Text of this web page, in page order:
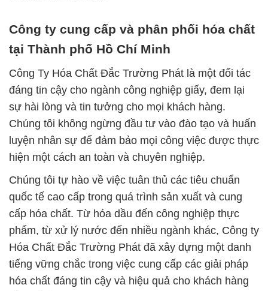
Công ty cung cấp và phân phối hóa chất
tại Thành phố Hồ Chí Minh
Công Ty Hóa Chất Đắc Trường Phát là một đối tác
đáng tin cậy cho ngành công nghiệp giấy, đem lại
sự hài lòng và tin tưởng cho mọi khách hàng.
Chúng tôi không ngừng đầu tư vào đào tạo và huấn
luyện nhân sự để đảm bảo mọi công việc được thực
hiện một cách an toàn và chuyên nghiệp.
Chúng tôi tự hào về việc tuân thủ các tiêu chuẩn
quốc tế cao cấp trong quá trình sản xuất và cung
cấp hóa chất. Từ hóa dầu đến công nghiệp thực
phẩm, từ xử lý nước đến nhiều ngành khác, Công ty
Hóa Chất Đắc Trường Phát đã xây dựng một danh
tiếng vững chắc trong việc cung cấp các giải pháp
hóa chất đáng tin cậy và hiệu quả cho khách hàng